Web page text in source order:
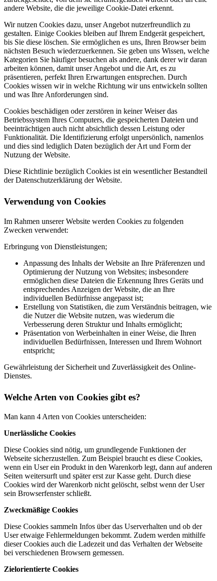
andere Website, die die jeweilige Cookie-Datei erkennt.
Wir nutzen Cookies dazu, unser Angebot nutzerfreundlich zu
gestalten. Einige Cookies bleiben auf Ihrem Endgerät gespeichert,
bis Sie diese löschen. Sie ermöglichen es uns, Ihren Browser beim
nächsten Besuch wiederzuerkennen. Sie geben uns Wissen, welche
Kategorien Sie häufiger besuchen als andere, dank derer wir daran
arbeiten können, damit unser Angebot und die Art, es zu
präsentieren, perfekt Ihren Erwartungen entsprechen. Durch
Cookies wissen wir in welche Richtung wir uns entwickeln sollten
und was Ihre Anforderungen sind.
Cookies beschädigen oder zerstören in keiner Weiser das
Betriebssystem Ihres Computers, die gespeicherten Dateien und
beeinträchtigen auch nicht absichtlich dessen Leistung oder
Funktionalität. Die Identifizierung erfolgt unpersönlich, namenlos
und dies sind lediglich Daten bezüglich der Art und Form der
Nutzung der Website.
Diese Richtlinie bezüglich Cookies ist ein wesentlicher Bestandteil
der Datenschutzerklärung der Website.
Verwendung von Cookies
Im Rahmen unserer Website werden Cookies zu folgenden
Zwecken verwendet:
Erbringung von Dienstleistungen;
Anpassung des Inhalts der Website an Ihre Präferenzen und
Optimierung der Nutzung von Websites; insbesondere
ermöglichen diese Dateien die Erkennung Ihres Geräts und
entsprechendes Anzeigen der Website, die an Ihre
individuellen Bedürfnisse angepasst ist;
Erstellung von Statistiken, die zum Verständnis beitragen, wie
die Nutzer die Website nutzen, was wiederum die
Verbesserung deren Struktur und Inhalts ermöglicht;
Präsentation von Werbeinhalten in einer Weise, die Ihren
individuellen Bedürfnissen, Interessen und Ihrem Wohnort
entspricht;
Gewährleistung der Sicherheit und Zuverlässigkeit des Online-
Dienstes.
Welche Arten von Cookies gibt es?
Man kann 4 Arten von Cookies unterscheiden:
Unerlässliche Cookies
Diese Cookies sind nötig, um grundlegende Funktionen der
Webseite sicherzustellen. Zum Beispiel braucht es diese Cookies,
wenn ein User ein Produkt in den Warenkorb legt, dann auf anderen
Seiten weitersurft und später erst zur Kasse geht. Durch diese
Cookies wird der Warenkorb nicht gelöscht, selbst wenn der User
sein Browserfenster schließt.
Zweckmäßige Cookies
Diese Cookies sammeln Infos über das Userverhalten und ob der
User etwaige Fehlermeldungen bekommt. Zudem werden mithilfe
dieser Cookies auch die Ladezeit und das Verhalten der Webseite
bei verschiedenen Browsern gemessen.
Zielorientierte Cookies